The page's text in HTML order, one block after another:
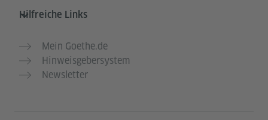
Hilfreiche Links
Mein Goethe.de
Hinweisgebersystem
Newsletter